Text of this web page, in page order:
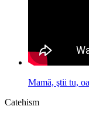
Mamă, ştii tu,
Catehism